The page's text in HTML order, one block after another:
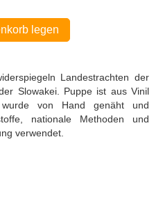
legen
Landestrachten der
Slowakei. Puppe ist aus Vinil
wurde von Hand genäht und
nationale Methoden und
verwendet.